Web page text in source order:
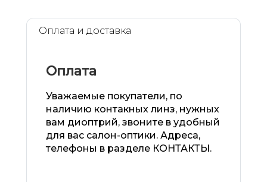
Оплата и доставка
Оплата
Уважаемые покупатели, по
наличию контакных линз, нужных
вам диоптрий, звоните в удобный
для вас салон-оптики. Адреса,
телефоны в разделе КОНТАКТЫ.